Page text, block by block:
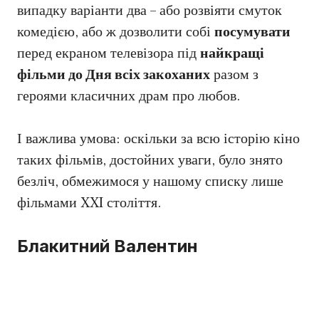
випадку варіанти два – або розвіяти смуток
комедією, або ж дозволити собі посумувати
перед екраном телевізора піднайкращі
фільми до Дня всіх закоханихразом з
героями класичних драм про любов.
І важлива умова: оскільки за всю історію кіно
таких фільмів, достойних уваги, було знято
безліч, обмежимося у нашому списку лише
фільмами XXI століття.
Блакитний Валентин